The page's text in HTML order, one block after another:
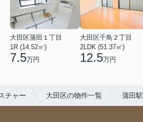
大田区蒲田１丁目
1R (14.52㎡)
7.5万円
大田区千鳥２丁目
2LDK (51.37㎡)
12.5万円
チャー 大田区の物件一覧 蒲田駅